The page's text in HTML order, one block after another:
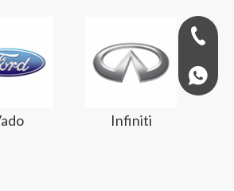
Infiniti
+971-